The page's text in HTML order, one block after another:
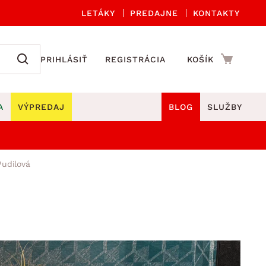
LETÁKY PREDAJNE KONTAKTY
PRIHLÁSIŤ REGISTRÁCIA KOŠÍK
Zobrazit vše
stoličky a kreslá
lehátka
VÝPREDAJ BLOG SLUŽBY